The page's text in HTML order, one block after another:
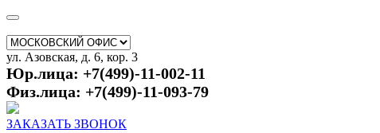
ул. Азовская, д. 6, кор. 3
Юр.лица: +7(499)-11-002-11
Физ.лица: +7(499)-11-093-79
ЗАКАЗАТЬ ЗВОНОК